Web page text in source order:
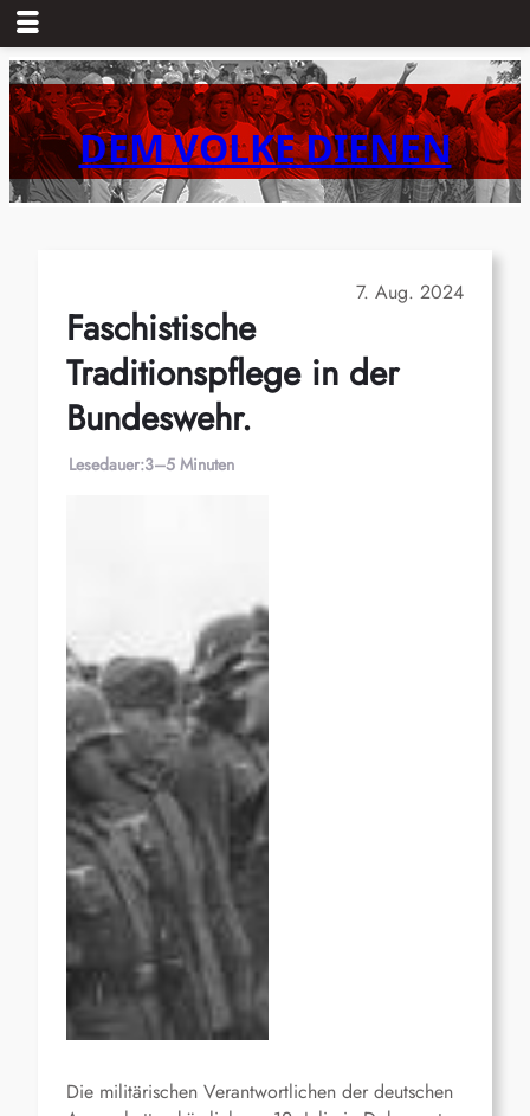
Zum
Inhalt
springenDEM VOLKE DIENEN
7. Aug. 2024
Faschistische
Traditionspflege in der
Bundeswehr.
Lesedauer:3–5 Minuten
Die militärischen Verantwortlichen der deutschen